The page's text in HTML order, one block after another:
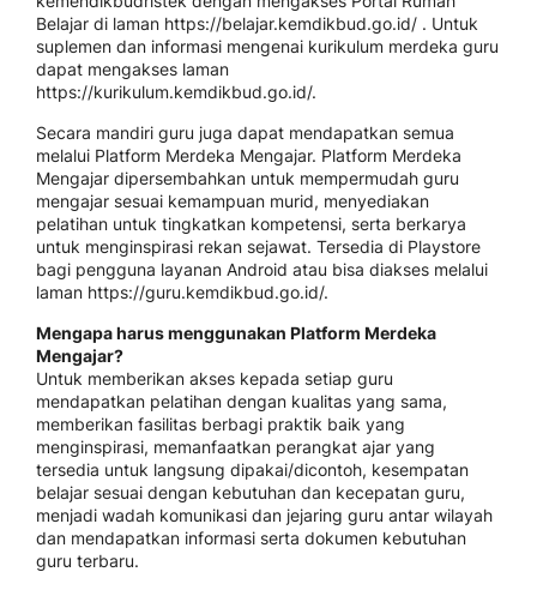
Belajar di laman https://belajar.kemdikbud.go.id/ . Untuk
suplemen dan informasi mengenai kurikulum merdeka guru
dapat mengakses laman
https://kurikulum.kemdikbud.go.id/.
Secara mandiri guru juga dapat mendapatkan semua
melalui Platform Merdeka Mengajar. Platform Merdeka
Mengajar dipersembahkan untuk mempermudah guru
mengajar sesuai kemampuan murid, menyediakan
pelatihan untuk tingkatkan kompetensi, serta berkarya
untuk menginspirasi rekan sejawat. Tersedia di Playstore
bagi pengguna layanan Android atau bisa diakses melalui
laman https://guru.kemdikbud.go.id/.
Mengapa harus menggunakan Platform Merdeka
Mengajar?
Untuk memberikan akses kepada setiap guru
mendapatkan pelatihan dengan kualitas yang sama,
memberikan fasilitas berbagi praktik baik yang
menginspirasi, memanfaatkan perangkat ajar yang
tersedia untuk langsung dipakai/dicontoh, kesempatan
belajar sesuai dengan kebutuhan dan kecepatan guru,
menjadi wadah komunikasi dan jejaring guru antar wilayah
dan mendapatkan informasi serta dokumen kebutuhan
guru terbaru.